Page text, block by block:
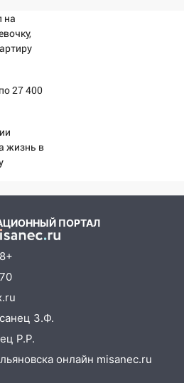
области
компании
прошлого своего
едут звезды
областной суд
руководству
атлетики из
выступили на
области убрали
зерновых и
в жену брата: в
завели дело на
на
27 400
жизнь в
ПОРТАЛ
З.Ф.
Р.Р.
онлайн misanec.ru